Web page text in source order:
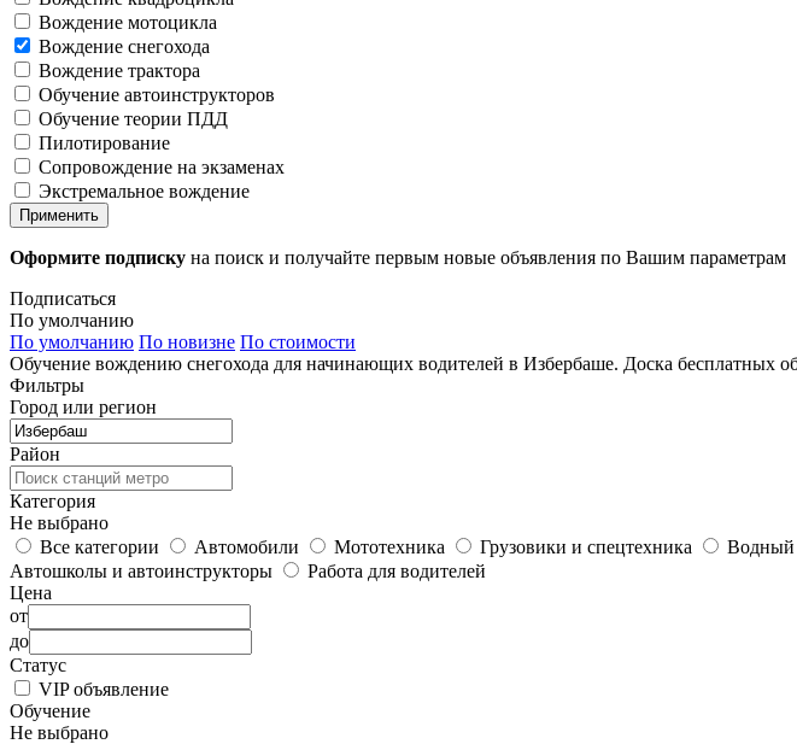
Вождение мотоцикла
Вождение снегохода
Вождение трактора
Обучение автоинструкторов
Обучение теории ПДД
Пилотирование
Сопровождение на экзаменах
Экстремальное вождение
Применить
Оформите подписку на поиск и получайте первым новые объявления по Вашим параметрам
Подписаться
По умолчанию
По умолчанию По новизне По стоимости
Обучение вождению снегохода для начинающих водителей в Избербаше. Доска бесплатных
Фильтры
Город или регион
Район
Категория
Не выбрано
Все категории
Автомобили Мототехника Грузовики и спецтехника Водный
Автошколы и автоинструкторы
Работа для водителей
Цена
от
до
Статус
VIP объявление
Обучение
Не выбрано